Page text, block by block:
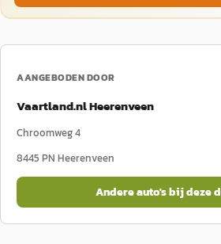
AANGEBODEN DOOR
Vaartland.nl Heerenveen
Chroomweg 4
8445 PN Heerenveen
Andere auto's bij deze